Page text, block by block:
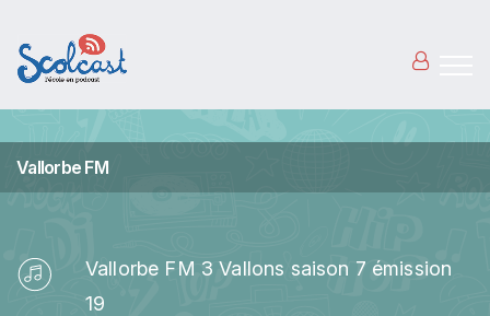
Vallorbe FM
Vallorbe FM 3 Vallons saison 7 émission
19